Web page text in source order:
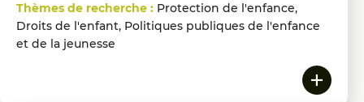
Thèmes de recherche : Protection de l'enfance,
Droits de l'enfant, Politiques publiques de l'enfance
et de la jeunesse